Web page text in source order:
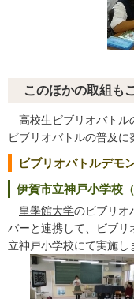
このほかの取組も
高校生ビブリオバトル
ビブリオバトルの普及に
ビブリオバトルデモ
伊賀市立神戸小学校
皇學館大学のビブリオ
バーと連携して、ビブ
立神戸小学校にて実施し